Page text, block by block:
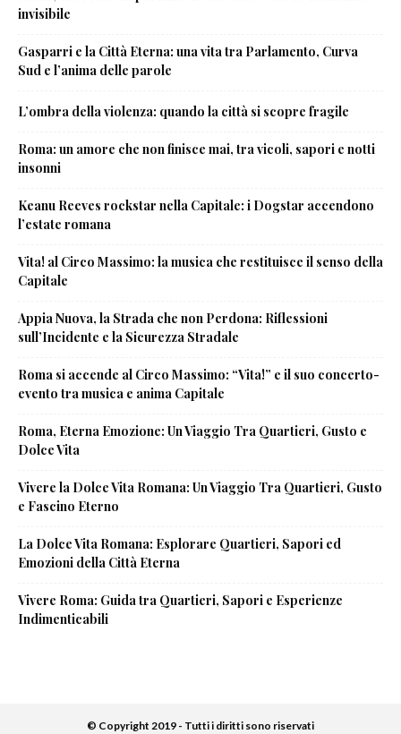
invisibile
Gasparri e la Città Eterna: una vita tra Parlamento, Curva
Sud e l’anima delle parole
L’ombra della violenza: quando la città si scopre fragile
Roma: un amore che non finisce mai, tra vicoli, sapori e notti
insonni
Keanu Reeves rockstar nella Capitale: i Dogstar accendono
l’estate romana
Vita! al Circo Massimo: la musica che restituisce il senso della
Capitale
Appia Nuova, la Strada che non Perdona: Riflessioni
sull’Incidente e la Sicurezza Stradale
Roma si accende al Circo Massimo: “Vita!” e il suo concerto-
evento tra musica e anima Capitale
Roma, Eterna Emozione: Un Viaggio Tra Quartieri, Gusto e
Dolce Vita
Vivere la Dolce Vita Romana: Un Viaggio Tra Quartieri, Gusto
e Fascino Eterno
La Dolce Vita Romana: Esplorare Quartieri, Sapori ed
Emozioni della Città Eterna
Vivere Roma: Guida tra Quartieri, Sapori e Esperienze
Indimenticabili
© Copyright 2019 - Tutti i diritti sono riservati